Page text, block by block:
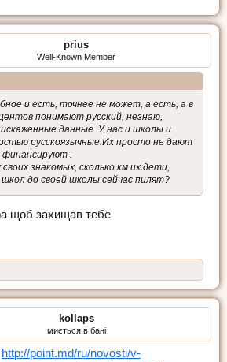
prius
Well-Known Member
и есть, точнее не может, а есть, а в
понимают русский, незнаю,
данные. У нас и школы и
русскоязычные.Их просто не дают
.
знакомых, сколько км их дети,
до своей школы сейчас пилят?
щоб захищав тебе
kollaps
миється в бані
http://point.md/ru/novosti/v-